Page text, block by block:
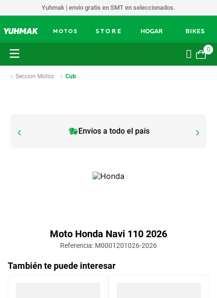
Yuhmak | envío gratis en SMT en seleccionados.
0
Seccion Motos Cub
Envíos a todo el país
Moto Honda Navi 110 2026
Referencia: M0001201026-2026
También te puede interesar